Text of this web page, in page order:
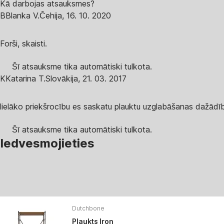
Kā darbojas atsauksmes?
BBlanka V.Čehija, 16. 10. 2020
Forši, skaisti.
Šī atsauksme tika automātiski tulkota.
KKatarina T.Slovākija, 21. 03. 2017
lielāko priekšrocību es saskatu plauktu uzglabāšanas
Šī atsauksme tika automātiski tulkota.
Iedvesmojieties
Dutchbone
Plaukts Iron